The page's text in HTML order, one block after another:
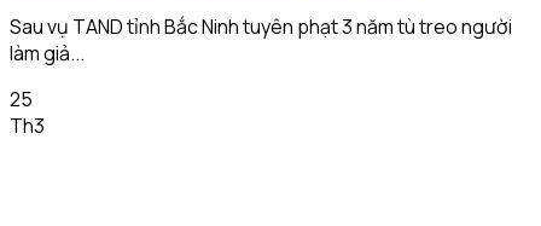
Sau vụ TAND tỉnh Bắc Ninh tuyên phạt 3 năm tù treo người
làm giả...
25
Th3